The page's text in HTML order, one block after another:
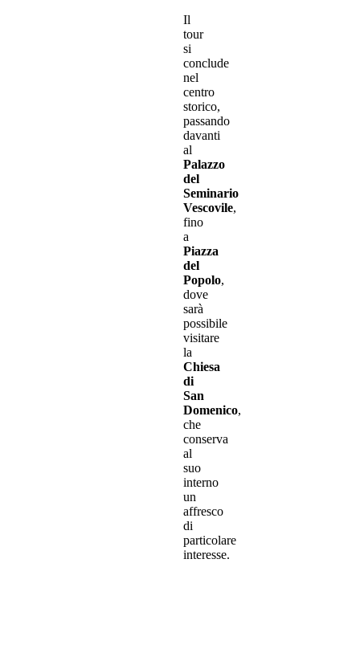
Il
tour
si
conclude
nel
centro
storico,
passando
davanti
al
Palazzo
del
Seminario
Vescovile,
fino
a
Piazza
del
Popolo,
dove
sarà
possibile
visitare
la
Chiesa
di
San
Domenico,
che
conserva
al
suo
interno
un
affresco
di
particolare
interesse.